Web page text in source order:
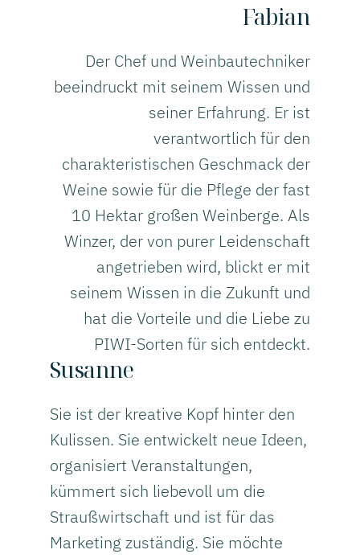
Fabian
Der Chef und Weinbautechniker
beeindruckt mit seinem Wissen und
seiner Erfahrung. Er ist
verantwortlich für den
charakteristischen Geschmack der
Weine sowie für die Pflege der fast
10 Hektar großen Weinberge. Als
Winzer, der von purer Leidenschaft
angetrieben wird, blickt er mit
seinem Wissen in die Zukunft und
hat die Vorteile und die Liebe zu
PIWI-Sorten für sich entdeckt.
Susanne
Sie ist der kreative Kopf hinter den
Kulissen. Sie entwickelt neue Ideen,
organisiert Veranstaltungen,
kümmert sich liebevoll um die
Straußwirtschaft und ist für das
Marketing zuständig. Sie möchte